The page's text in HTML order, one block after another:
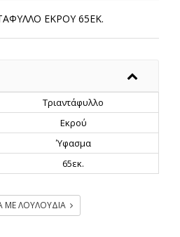
ΕΚΡΟΥ 65ΕΚ.
Τριαντάφυλλο
Εκρού
Ύφασμα
65εκ.
ΜΕ ΛΟΥΛΟΥΔΙΑ